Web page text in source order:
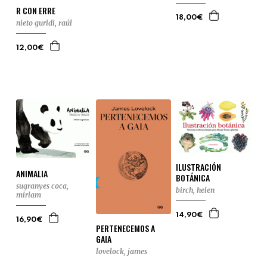
R CON ERRE
nieto guridi, raúl
12,00€
18,00€
ANIMALIA
sugranyes coca,
miriam
16,90€
PERTENECEMOS A
GAIA
lovelock, james
ILUSTRACIÓN
BOTÁNICA
birch, helen
14,90€